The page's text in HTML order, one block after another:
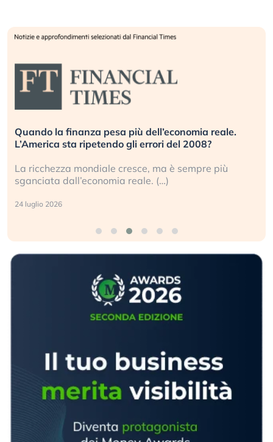
Quando la finanza pesa più dell’economia reale.
L’America sta ripetendo gli errori del 2008?
La ricchezza mondiale cresce, ma è sempre più
sganciata dall’economia reale. (…)
24 luglio 2026